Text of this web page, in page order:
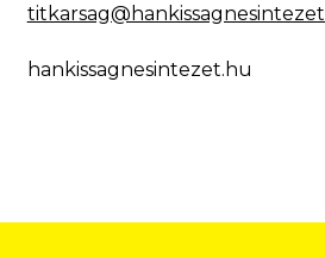
hankissagnesintezet.hu